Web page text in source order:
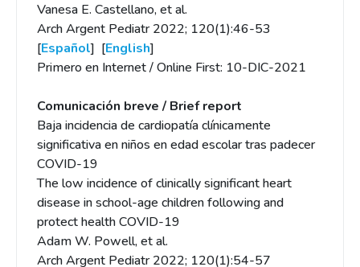
Vanesa E. Castellano, et al.
Arch Argent Pediatr 2022; 120(1):46-53
[Español] [English]
Primero en Internet / Online First: 10-DIC-2021
Comunicación breve / Brief report
Baja incidencia de cardiopatía clínicamente
significativa en niños en edad escolar tras padecer
COVID-19
The low incidence of clinically significant heart
disease in school-age children following and
protect health COVID-19
Adam W. Powell, et al.
Arch Argent Pediatr 2022; 120(1):54-57